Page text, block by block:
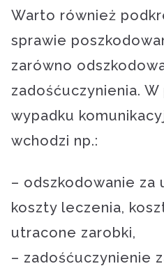
Warto również
sprawie
zarówno
zadośćuczynienia.
wypadku
wchodzi np.:
– odszkodowanie za
koszty leczenia,
utracone zarobki,
– zadośćuczynienie